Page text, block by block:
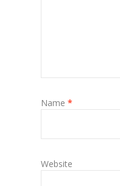
Name *
Website